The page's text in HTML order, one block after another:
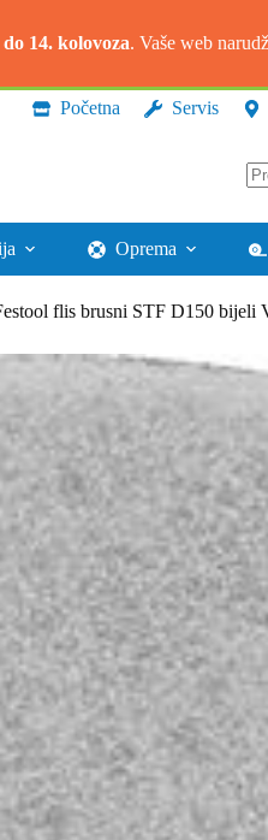
14. kolovoza. Vaše web
Početna Servis
Oprema
flis brusni STF D150 bijeli